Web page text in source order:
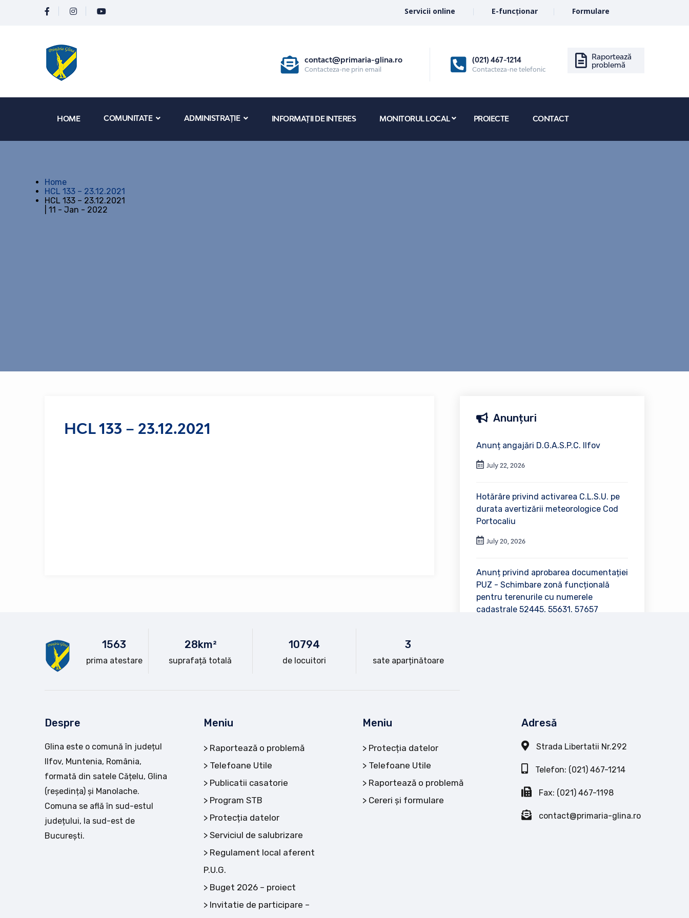
Servicii online E-funcționar Formulare
contact@primaria-glina.ro
Contacteza-ne prin email
(021) 467-1214
Contacteza-ne telefonic
Raportează
problemă
HOME COMUNITATE ADMINISTRAȚIE INFORMAȚII DE INTERES MONITORUL LOCAL PROIECTE CONTACT
Home
HCL 133 – 23.12.2021
HCL 133 – 23.12.2021
| 11 - Jan - 2022
HCL 133 – 23.12.2021
Anunțuri
Anunț angajări D.G.A.S.P.C. Ilfov
July 22, 2026
Hotărâre privind activarea C.L.S.U. pe
durata avertizării meteorologice Cod
Portocaliu
July 20, 2026
Anunț privind aprobarea documentației
PUZ - Schimbare zonă funcțională
pentru terenurile cu numerele
cadastrale 52445, 55631, 57657
1563
prima atestare
28km²
suprafață totală
10794
de locuitori
3
sate aparținătoare
Despre
Glina este o comună în județul
Ilfov, Muntenia, România,
formată din satele Cățelu, Glina
(reședința) și Manolache.
Comuna se află în sud-estul
județului, la sud-est de
București.
Meniu
Raportează o problemă
Telefoane Utile
Publicatii casatorie
Program STB
Protecția datelor
Serviciul de salubrizare
Regulament local aferent
P.U.G.
Buget 2026 – proiect
Invitatie de participare –
Meniu
Protecția datelor
Telefoane Utile
Raportează o problemă
Cereri și formulare
Adresă
Strada Libertatii Nr.292
Telefon: (021) 467-1214
Fax: (021) 467-1198
contact@primaria-glina.ro